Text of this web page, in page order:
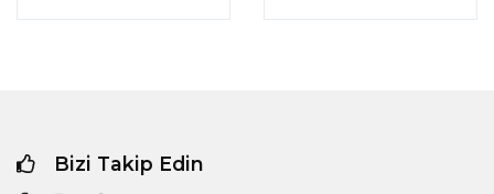
Bizi Takip Edin